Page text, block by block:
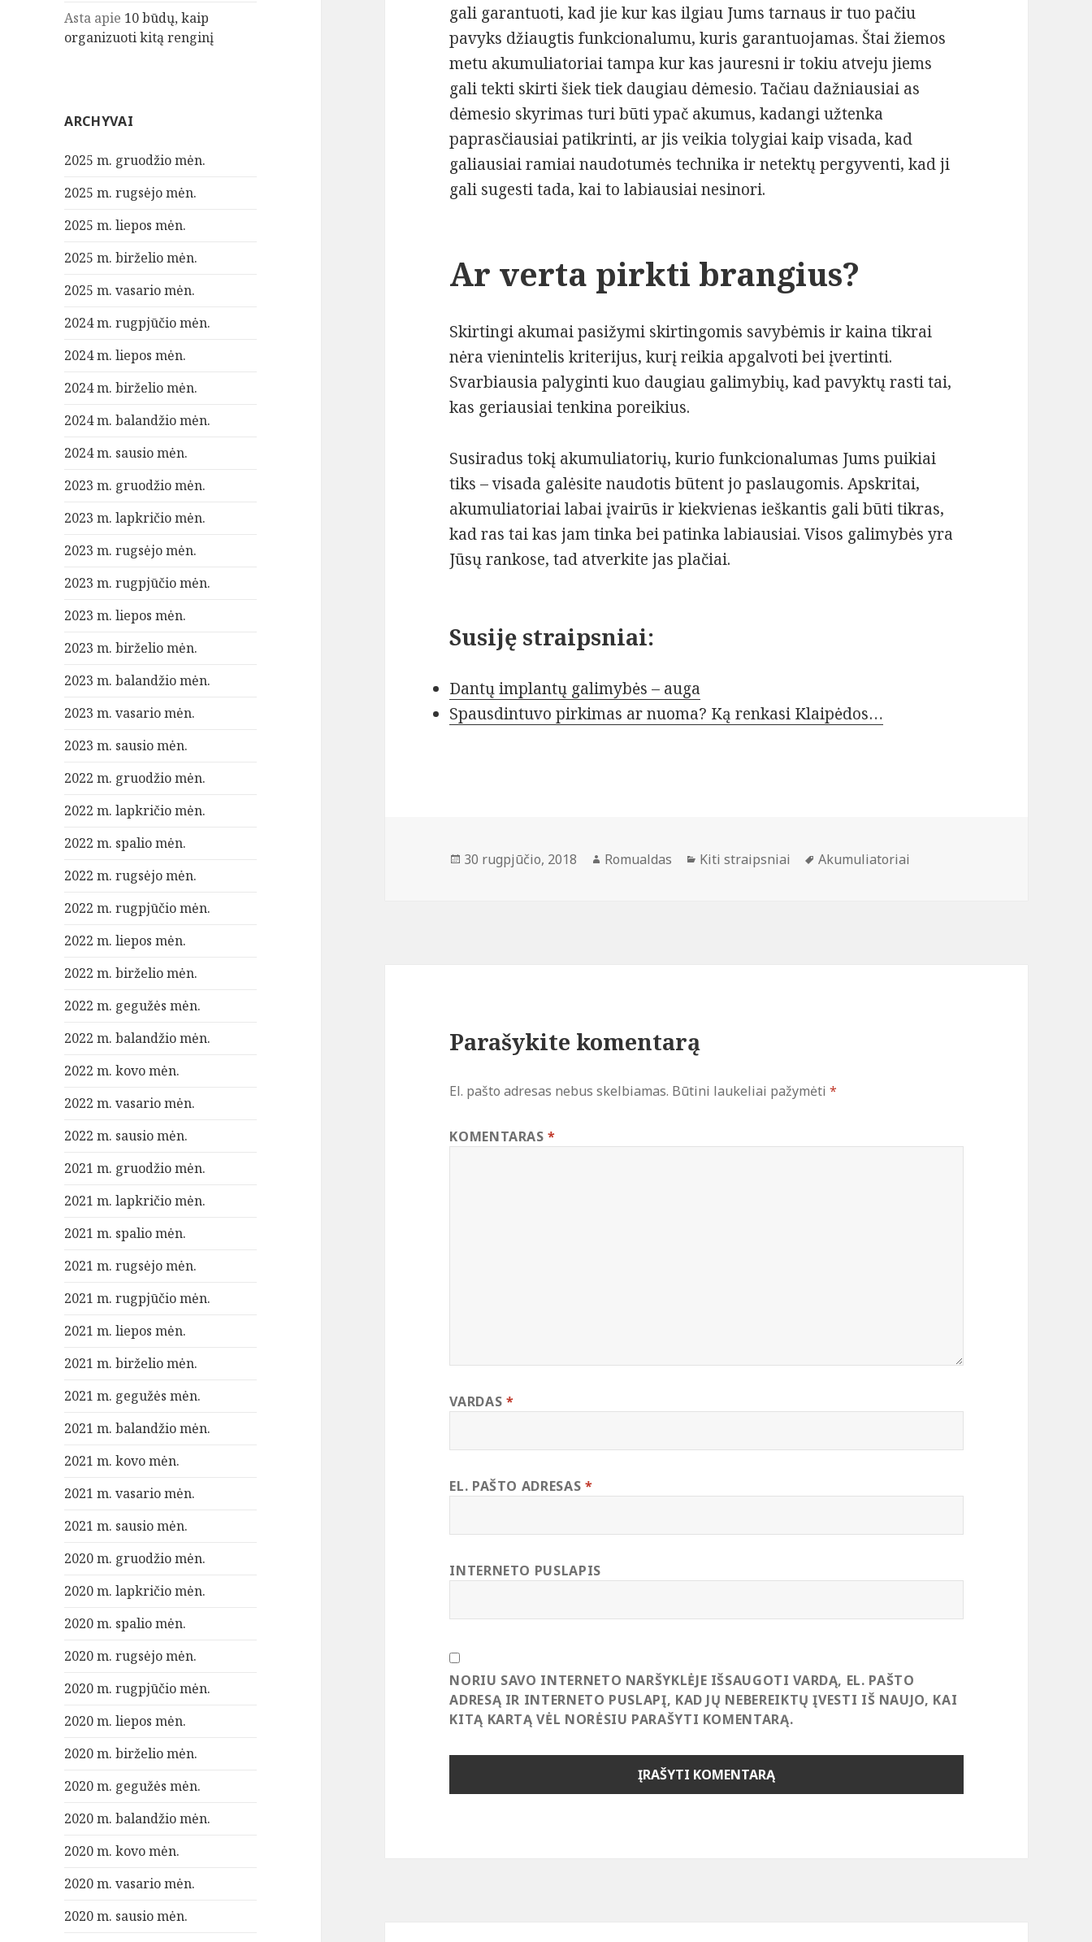
Asta apie 10 būdų, kaip
organizuoti kitą renginį
ARCHYVAI
2025 m. gruodžio mėn.
2025 m. rugsėjo mėn.
2025 m. liepos mėn.
2025 m. birželio mėn.
2025 m. vasario mėn.
2024 m. rugpjūčio mėn.
2024 m. liepos mėn.
2024 m. birželio mėn.
2024 m. balandžio mėn.
2024 m. sausio mėn.
2023 m. gruodžio mėn.
2023 m. lapkričio mėn.
2023 m. rugsėjo mėn.
2023 m. rugpjūčio mėn.
2023 m. liepos mėn.
2023 m. birželio mėn.
2023 m. balandžio mėn.
2023 m. vasario mėn.
2023 m. sausio mėn.
2022 m. gruodžio mėn.
2022 m. lapkričio mėn.
2022 m. spalio mėn.
2022 m. rugsėjo mėn.
2022 m. rugpjūčio mėn.
2022 m. liepos mėn.
2022 m. birželio mėn.
2022 m. gegužės mėn.
2022 m. balandžio mėn.
2022 m. kovo mėn.
2022 m. vasario mėn.
2022 m. sausio mėn.
2021 m. gruodžio mėn.
2021 m. lapkričio mėn.
2021 m. spalio mėn.
2021 m. rugsėjo mėn.
2021 m. rugpjūčio mėn.
2021 m. liepos mėn.
2021 m. birželio mėn.
2021 m. gegužės mėn.
2021 m. balandžio mėn.
2021 m. kovo mėn.
2021 m. vasario mėn.
2021 m. sausio mėn.
2020 m. gruodžio mėn.
2020 m. lapkričio mėn.
2020 m. spalio mėn.
2020 m. rugsėjo mėn.
2020 m. rugpjūčio mėn.
2020 m. liepos mėn.
2020 m. birželio mėn.
2020 m. gegužės mėn.
2020 m. balandžio mėn.
2020 m. kovo mėn.
2020 m. vasario mėn.
2020 m. sausio mėn.
gali garantuoti, kad jie kur kas ilgiau Jums tarnaus ir tuo pačiu
pavyks džiaugtis funkcionalumu, kuris garantuojamas. Štai žiemos
metu akumuliatoriai tampa kur kas jauresni ir tokiu atveju jiems
gali tekti skirti šiek tiek daugiau dėmesio. Tačiau dažniausiai as
dėmesio skyrimas turi būti ypač akumus, kadangi užtenka
paprasčiausiai patikrinti, ar jis veikia tolygiai kaip visada, kad
galiausiai ramiai naudotumės technika ir netektų pergyventi, kad ji
gali sugesti tada, kai to labiausiai nesinori.
Ar verta pirkti brangius?
Skirtingi akumai pasižymi skirtingomis savybėmis ir kaina tikrai
nėra vienintelis kriterijus, kurį reikia apgalvoti bei įvertinti.
Svarbiausia palyginti kuo daugiau galimybių, kad pavyktų rasti tai,
kas geriausiai tenkina poreikius.
Susiradus tokį akumuliatorių, kurio funkcionalumas Jums puikiai
tiks – visada galėsite naudotis būtent jo paslaugomis. Apskritai,
akumuliatoriai labai įvairūs ir kiekvienas ieškantis gali būti tikras,
kad ras tai kas jam tinka bei patinka labiausiai. Visos galimybės yra
Jūsų rankose, tad atverkite jas plačiai.
Susiję straipsniai:
Dantų implantų galimybės – auga
Spausdintuvo pirkimas ar nuoma? Ką renkasi Klaipėdos…
Paskelbta
30 rugpjūčio, 2018 Autorius
Romualdas Kategorijos
Kiti straipsniai Žymos
Akumuliatoriai
Parašykite komentarą
El. pašto adresas nebus skelbiamas. Būtini laukeliai pažymėti*
KOMENTARAS*
VARDAS *
EL. PAŠTO ADRESAS *
INTERNETO PUSLAPIS
NORIU SAVO INTERNETO NARŠYKLĖJE IŠSAUGOTI VARDĄ, EL. PAŠTO
ADRESĄ IR INTERNETO PUSLAPĮ, KAD JŲ NEBEREIKTŲ ĮVESTI IŠ NAUJO, KAI
KITĄ KARTĄ VĖL NORĖSIU PARAŠYTI KOMENTARĄ.